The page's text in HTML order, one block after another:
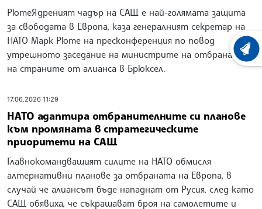
РютеЯдреният чадър на САЩ е най-голямата защита
за свободата в Европа, каза генералният секретар на
НАТО Марк Рюте на пресконференция по повод
утрешното заседание на министрите на отбраната
на страните от алианса в Брюксел.
17.06.2026 11:29
НАТО адаптира отбранителните си планове
към промяната в стратегическите
приоритети на САЩ
Главнокомандващият силите на НАТО обмисля
алтернативни планове за отбраната на Европа, в
случай че алиансът бъде нападнат от Русия, след като
САЩ обявиха, че съкращават броя на самолетите и